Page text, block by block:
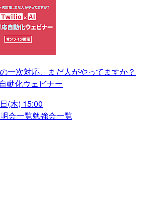
一次対応、まだ人がやってますか？
動化ウェビナー
(木) 15:00
会一覧勉強会一覧